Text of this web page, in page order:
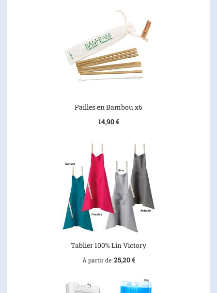
Pailles en Bambou x6
14,90 €
Tablier 100% Lin Victory
À partir de 25,20 €